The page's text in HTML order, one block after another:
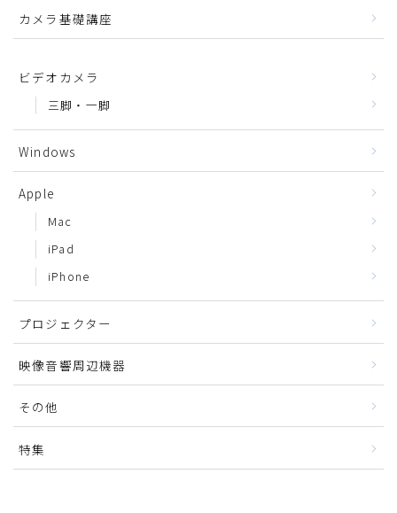
カメラ基礎講座
ビデオカメラ
三脚・一脚
Windows
Apple
Mac
iPad
iPhone
プロジェクター
映像音響周辺機器
その他
特集